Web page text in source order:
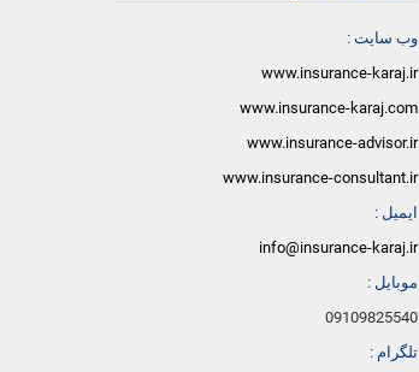
وب سایت :
www.insurance-karaj.ir
www.insurance-karaj.com
www.insurance-advisor.ir
www.insurance-consultant.ir
ایمیل :
info@insurance-karaj.ir
موبایل :
09109825540
تلگرام :